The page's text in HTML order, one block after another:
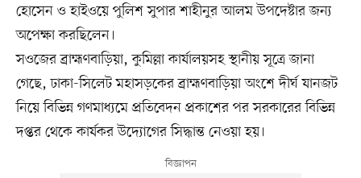
হোসেন ও হাইওয়ে পুলিশ সুপার শাহীনুর আলম উপদেষ্টার জন্য
অপেক্ষা করছিলেন।
সওজের ব্রাহ্মণবাড়িয়া, কুমিল্লা কার্যালয়সহ স্থানীয় সূত্রে জানা
গেছে, ঢাকা-সিলেট মহাসড়কের ব্রাহ্মণবাড়িয়া অংশে দীর্ঘ যানজট
নিয়ে বিভিন্ন গণমাধ্যমে প্রতিবেদন প্রকাশের পর সরকারের বিভিন্ন
দপ্তর থেকে কার্যকর উদ্যোগের সিদ্ধান্ত নেওয়া হয়।